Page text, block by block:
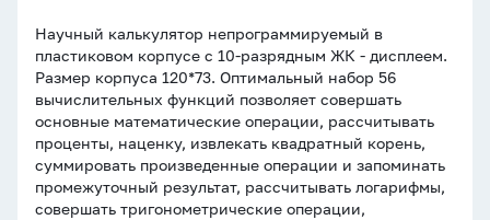
Научный калькулятор непрограммируемый в
пластиковом корпусе с 10-разрядным ЖК - дисплеем.
Размер корпуса 120*73. Оптимальный набор 56
вычислительных функций позволяет совершать
основные математические операции, рассчитывать
проценты, наценку, извлекать квадратный корень,
суммировать произведенные операции и запоминать
промежуточный результат, рассчитывать логарифмы,
совершать тригонометрические операции,